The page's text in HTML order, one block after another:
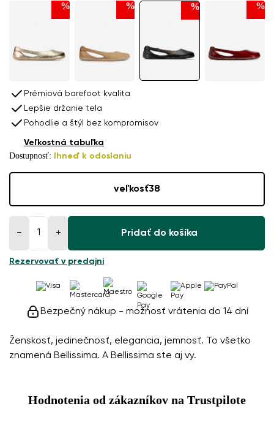
Ženskosť, jedinečnosť, elegancia, jemnosť. To všetko
znamená Bellissima. A Bellissima ste aj vy.
% % % %
Prémiová barefoot kvalita
Lepšie držanie tela
Pohodlie a štýl bez kompromisov
Dostupnosť: Ihneď k odoslaniu
Veľkostná tabuľka
veľkosť38
− + Pridať do košíka
Rezervovať v predajni
Bezpečný nákup - možnosť vrátenia do 14 dní
Hodnotenia od zákazníkov na Trustpilote